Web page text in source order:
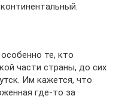
те, кто
части страны, до сих
Им кажется, что
где-то за